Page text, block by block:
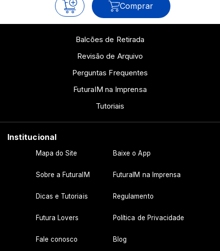
Comprar
Balcões de Retirada
Revisão de Arquivo
Perguntas Frequentes
FuturaIM na Imprensa
Tutoriais
Institucional
Mapa do Site Baixe o App
Sobre a FuturaIM FuturaIM na Imprensa
Dicas e Tutoriais Regulamento
Futura Lovers Política de Privacidade
Fale conosco Blog